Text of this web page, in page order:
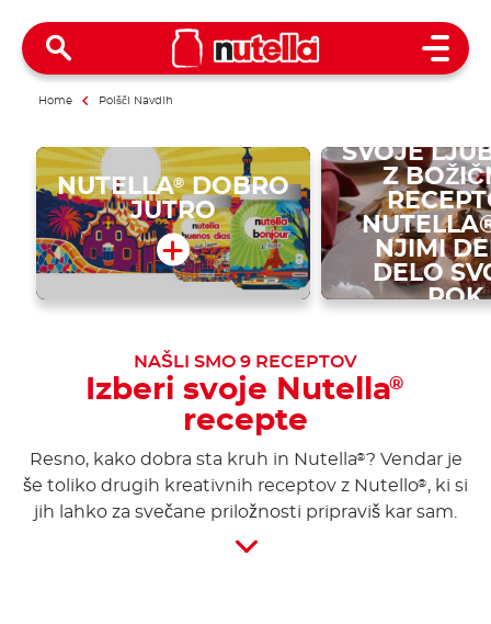
Open
Home Poišči Navdih
NUTELLA®DOBRO
JUTRO
SVOJE
Z
NJIMI
DELO
ROK.
NAŠLI SMO 9 RECEPTOV
Izberi svoje Nutella®
recepte
Resno, kako dobra sta kruh in Nutella®? Vendar je
še toliko drugih kreativnih receptov z Nutello® , ki si
jih lahko za svečane priložnosti pripraviš kar sam.